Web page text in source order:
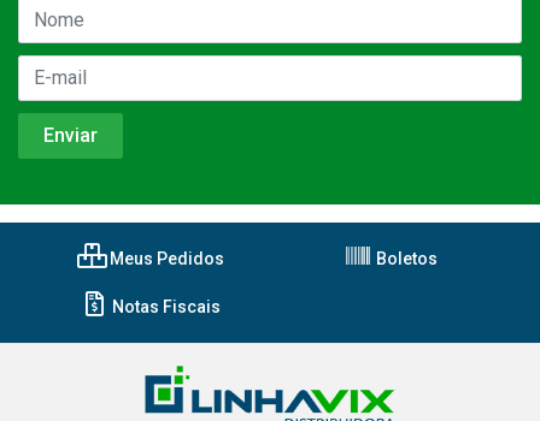
Meus Pedidos Boletos
Notas Fiscais